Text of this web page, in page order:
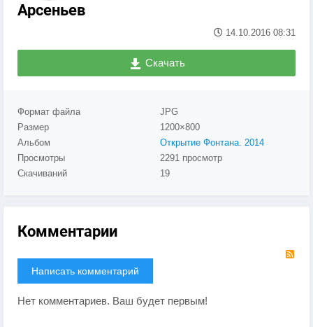
Арсеньев
14.10.2016 08:31
Скачать
Формат файла
JPG
Размер
1200×800
Альбом
Открытие Фонтана. 2014
Просмотры
2291 просмотр
Скачиваний
19
Комментарии
Написать комментарий
Нет комментариев. Ваш будет первым!